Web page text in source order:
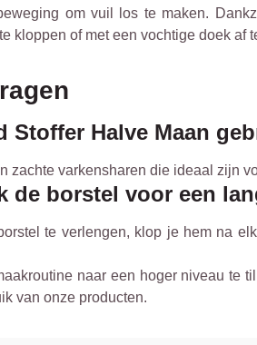
om vuil los te maken.
kloppen of met een vochtige doek af
Stoffer Halve Maan
zachte varkensharen die ideaal zijn
de borstel voor een
te verlengen, klop je hem na
naar een hoger niveau te
van onze producten.